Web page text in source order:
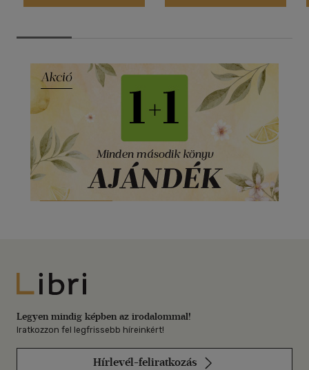
Libri
Legyen mindig képben az irodalommal!
Iratkozzon fel legfrissebb híreinkért!
Hírlevél-feliratkozás